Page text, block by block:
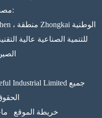
مصنع الصين:
للتنمية الصناعية عالية
خريطة الموقع